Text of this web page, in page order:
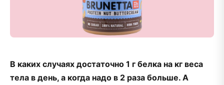
В каких случаях достаточно 1 г белка на кг веса
тела в день, а когда надо в 2 раза больше. А